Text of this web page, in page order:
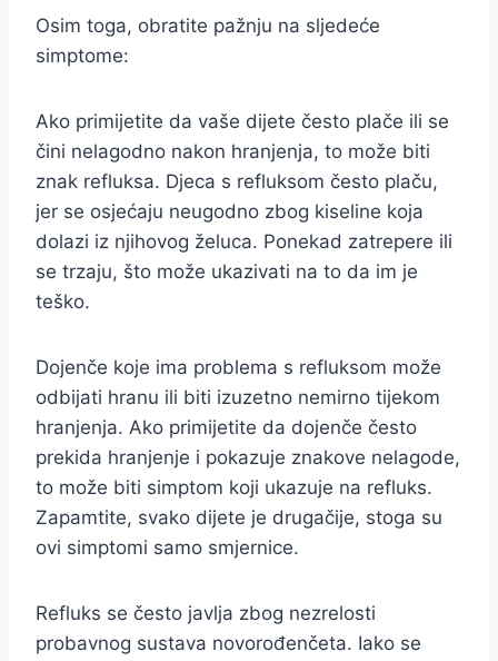
Osim toga, obratite pažnju na sljedeće
simptome:
Ako primijetite da vaše dijete često plače ili se
čini nelagodno nakon hranjenja, to može biti
znak refluksa. Djeca s refluksom često plaču,
jer se osjećaju neugodno zbog kiseline koja
dolazi iz njihovog želuca. Ponekad zatrepere ili
se trzaju, što može ukazivati na to da im je
teško.
Dojenče koje ima problema s refluksom može
odbijati hranu ili biti izuzetno nemirno tijekom
hranjenja. Ako primijetite da dojenče često
prekida hranjenje i pokazuje znakove nelagode,
to može biti simptom koji ukazuje na refluks.
Zapamtite, svako dijete je drugačije, stoga su
ovi simptomi samo smjernice.
Refluks se često javlja zbog nezrelosti
probavnog sustava novorođenčeta. Iako se